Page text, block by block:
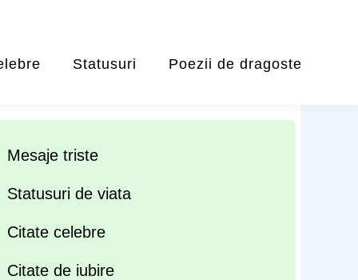
Statusuri Poezii de dragoste
Mesaje triste
Statusuri de viata
Citate celebre
Citate de iubire